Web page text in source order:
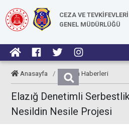
CEZA VE TEVKİFEVLERİ
GENEL MÜDÜRLÜĞÜ
Anasayfa / Kurum Haberleri
Elazığ Denetimli
Nesildin Nesile Projesi